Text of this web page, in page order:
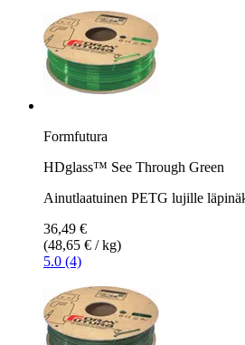
Formfutura
HDglass™ See Through Green
Ainutlaatuinen PETG lujille
36,49 €
(48,65 € / kg)
5.0 (4)